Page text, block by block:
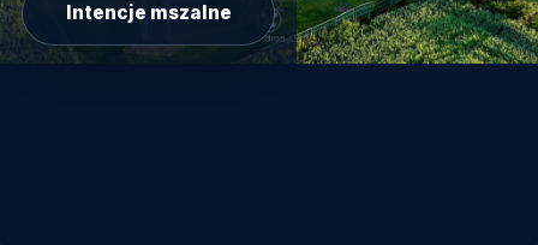
Intencje mszalne